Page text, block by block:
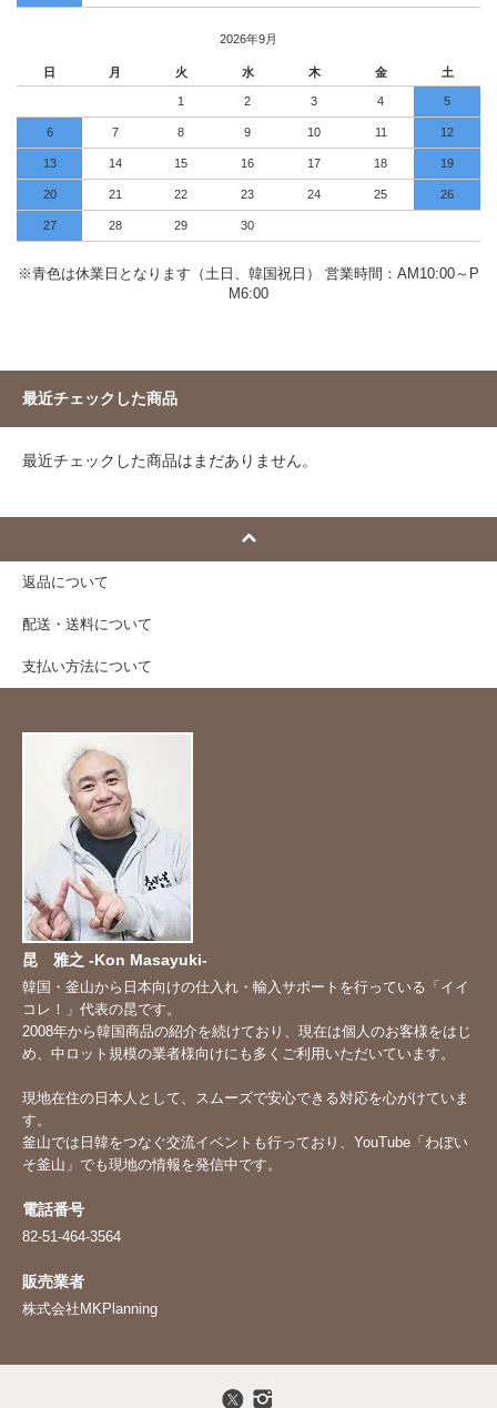
2026年9月
日 月 火 水 木 金 土
1 2 3 4 5
6 7 8 9 10 11 12
13 14 15 16 17 18 19
20 21 22 23 24 25 26
27 28 29 30
※青色は休業日となります（土日、韓国祝日） 営業時間：AM10:00～P
M6:00
最近チェックした商品
最近チェックした商品はまだありません。
返品について
配送・送料について
支払い方法について
昆 雅之 -Kon Masayuki-
韓国・釜山から日本向けの仕入れ・輸入サポートを行っている「イイ
コレ！」代表の昆です。
2008年から韓国商品の紹介を続けており、現在は個人のお客様をはじ
め、中ロット規模の業者様向けにも多くご利用いただいています。
現地在住の日本人として、スムーズで安心できる対応を心がけていま
す。
釜山では日韓をつなぐ交流イベントも行っており、YouTube「 わぼい
そ釜山 」でも現地の情報を発信中です。
電話番号
82-51-464-3564
販売業者
株式会社MKPlanning